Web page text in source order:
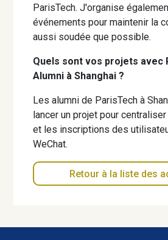
ParisTech. J'organise
événements pour maintenir la
aussi soudée que possible.
Quels sont vos projets avec
Alumni à Shanghai ?
Les alumni de ParisTech à
lancer un projet pour
et les inscriptions des
WeChat.
Retour à la liste des